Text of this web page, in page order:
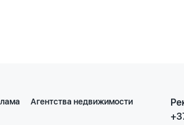
Агентства недвижимости